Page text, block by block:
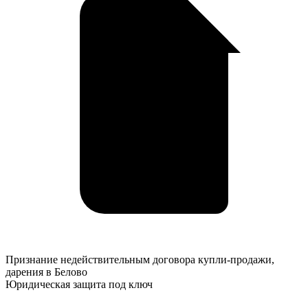
Признание
недействительным
договора
Признание недействительным договора купли-продажи,
дарения в Белово
Юридическая защита под ключ